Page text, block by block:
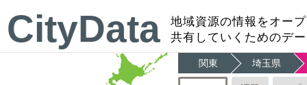
CityData
地域資源の情報をオー
共有していくためのデ
関東 埼玉県